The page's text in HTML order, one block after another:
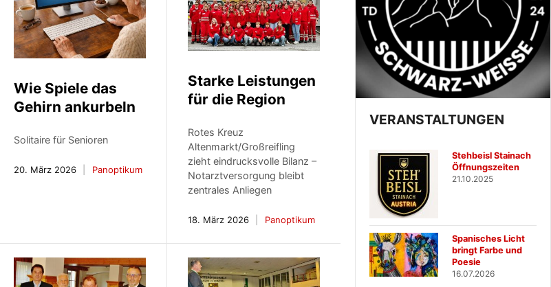
Wie Spiele das
Gehirn ankurbeln
Solitaire für Senioren
20. März 2026 Panoptikum
Starke Leistungen
für die Region
Rotes Kreuz
Altenmarkt/Großreifling
zieht eindrucksvolle Bilanz –
Notarztversorgung bleibt
zentrales Anliegen
18. März 2026 Panoptikum
VERANSTALTUNGEN
Stehbeisl Stainach
Öffnungszeiten
21.10.2025
Spanisches Licht
bringt Farbe und
Poesie
16.07.2026